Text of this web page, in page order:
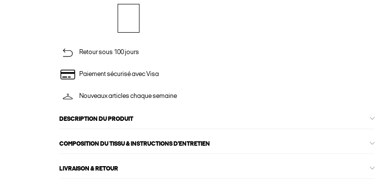
Retour sous 100 jours
Paiement sécurisé avec Visa
Nouveaux articles chaque semaine
DESCRIPTION DU PRODUIT
COMPOSITION DU TISSU & INSTRUCTIONS D'ENTRETIEN
LIVRAISON & RETOUR